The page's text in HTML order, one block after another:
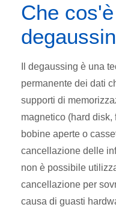
Che
Il degaussing è una
permanente dei dati
supporti di
magnetico (hard
bobine aperte o
cancellazione delle
non è possibile
cancellazione per
causa di guasti